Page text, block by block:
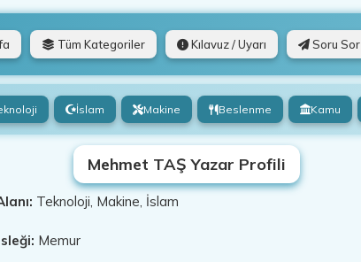
Tüm Kategoriler Kılavuz / Uyarı Soru Sor
İslam Makine Beslenme Kamu
Mehmet TAŞ Yazar Profili
Teknoloji, Makine, İslam
Memur